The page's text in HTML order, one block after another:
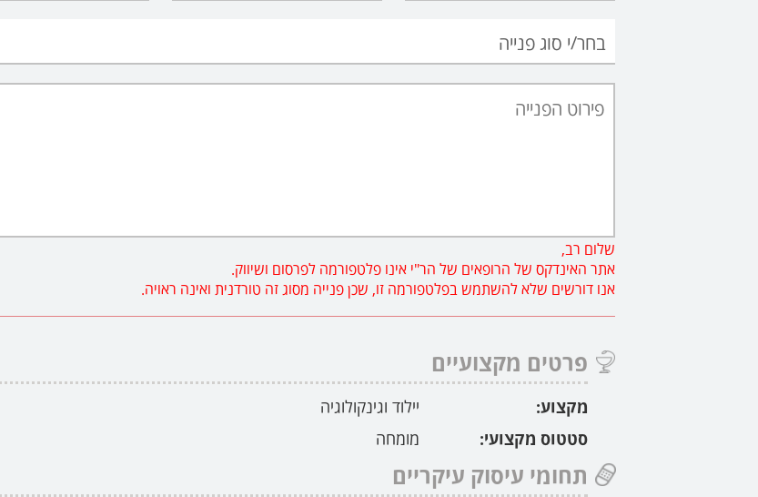
שלום רב,
אתר האינדקס של הרופאים של הר"י אינו פלטפורמה לפרסום ושיווק.
אנו דורשים שלא להשתמש בפלטפורמה זו, שכן פנייה מסוג זה טורדנית ואינה ראויה.
פרטים מקצועיים
מקצוע:
יילוד וגינקולוגיה
סטטוס מקצועי:
מומחה
תחומי עיסוק עיקריים